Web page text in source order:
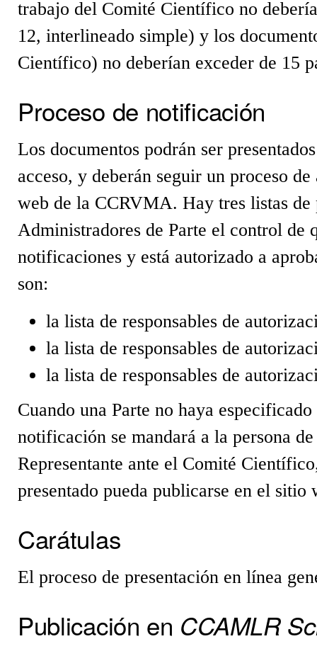
trabajo del Comité Científico no
12, interlineado simple) y los
Científico) no deberían exceder de 15
Proceso de notificación
Los documentos podrán ser
acceso, y deberán seguir un proceso
web de la CCRVMA. Hay tres listas
Administradores de Parte el control de
notificaciones y está autorizado a
son:
la lista de responsables de
la lista de responsables de
la lista de responsables de
Cuando una Parte no haya
notificación se mandará a la persona
Representante ante el Comité
presentado pueda publicarse en el
Carátulas
El proceso de presentación en línea
Publicación en CCAMLR